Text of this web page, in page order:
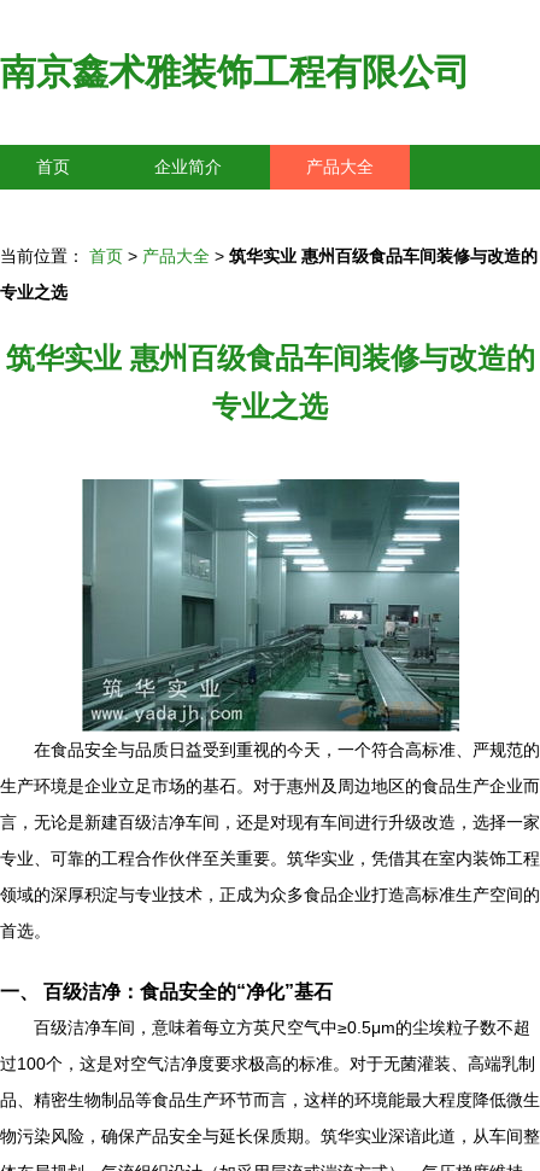
南京鑫术雅装饰工程有限公司
首页 企业简介 产品大全
当前位置： 首页 > 产品大全 > 筑华实业 惠州百级食品车间装修与改造的
专业之选
筑华实业 惠州百级食品车间装修与改造的
专业之选
在食品安全与品质日益受到重视的今天，一个符合高标准、严规范的
生产环境是企业立足市场的基石。对于惠州及周边地区的食品生产企业而
言，无论是新建百级洁净车间，还是对现有车间进行升级改造，选择一家
专业、可靠的工程合作伙伴至关重要。筑华实业，凭借其在室内装饰工程
领域的深厚积淀与专业技术，正成为众多食品企业打造高标准生产空间的
首选。
一、 百级洁净：食品安全的“净化”基石
百级洁净车间，意味着每立方英尺空气中≥0.5μm的尘埃粒子数不超
过100个，这是对空气洁净度要求极高的标准。对于无菌灌装、高端乳制
品、精密生物制品等食品生产环节而言，这样的环境能最大程度降低微生
物污染风险，确保产品安全与延长保质期。筑华实业深谙此道，从车间整